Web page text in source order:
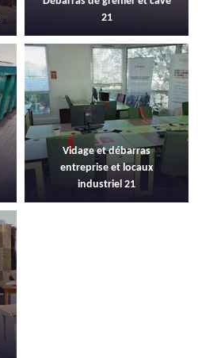
21
Vidage et débarras
entreprise et locaux
industriel 21